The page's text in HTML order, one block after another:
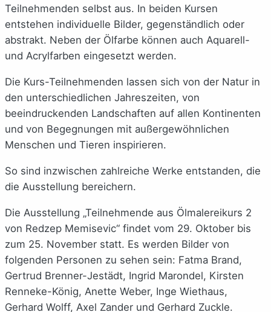
Teilnehmenden selbst aus. In beiden Kursen
entstehen individuelle Bilder, gegenständlich oder
abstrakt. Neben der Ölfarbe können auch Aquarell-
und Acrylfarben eingesetzt werden.
Die Kurs-Teilnehmenden lassen sich von der Natur in
den unterschiedlichen Jahreszeiten, von
beeindruckenden Landschaften auf allen Kontinenten
und von Begegnungen mit außergewöhnlichen
Menschen und Tieren inspirieren.
So sind inzwischen zahlreiche Werke entstanden, die
die Ausstellung bereichern.
Die Ausstellung „Teilnehmende aus Ölmalereikurs 2
von Redzep Memisevic“ findet vom 29. Oktober bis
zum 25. November statt. Es werden Bilder von
folgenden Personen zu sehen sein: Fatma Brand,
Gertrud Brenner-Jestädt, Ingrid Marondel, Kirsten
Renneke-König, Anette Weber, Inge Wiethaus,
Gerhard Wolff, Axel Zander und Gerhard Zuckle.